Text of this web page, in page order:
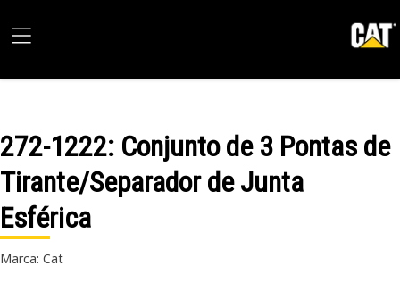
272-1222: Conjunto de 3 Pontas de
Tirante/Separador de Junta
Esférica
Marca: Cat